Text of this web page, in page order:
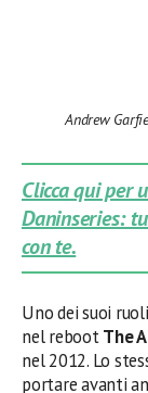
Andrew
Clicca qui per
Daninseries:
con te.
Uno dei suoi
nel rebootThe
nel 2012. Lo
portare avanti